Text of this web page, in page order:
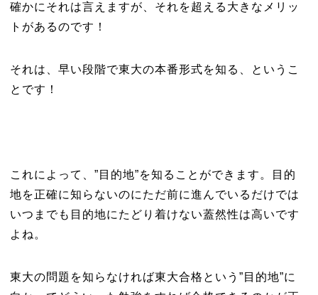
確かにそれは言えますが、それを超える大きなメリッ
トがあるのです！
それは、早い段階で東大の本番形式を知る、というこ
とです！
これによって、”目的地”を知ることができます。目的
地を正確に知らないのにただ前に進んでいるだけでは
いつまでも目的地にたどり着けない蓋然性は高いです
よね。
東大の問題を知らなければ東大合格という”目的地”に